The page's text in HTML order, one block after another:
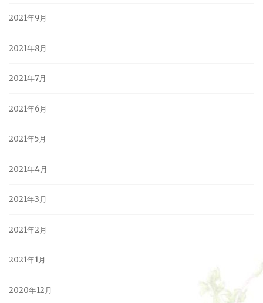
2021年9月
2021年8月
2021年7月
2021年6月
2021年5月
2021年4月
2021年3月
2021年2月
2021年1月
2020年12月